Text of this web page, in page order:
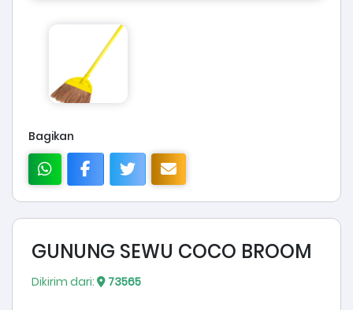
Bagikan
GUNUNG SEWU COCO BROOM
Dikirim dari: 73565